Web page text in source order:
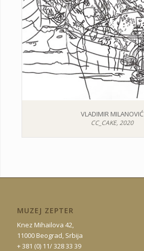
VLADIMIR MILANOVIĆ
CC_CAKE, 2020
MUZEJ ZEPTER
Knez Mihailova 42,
11000 Beograd, Srbija
+ 381 (0) 11/ 328 33 39